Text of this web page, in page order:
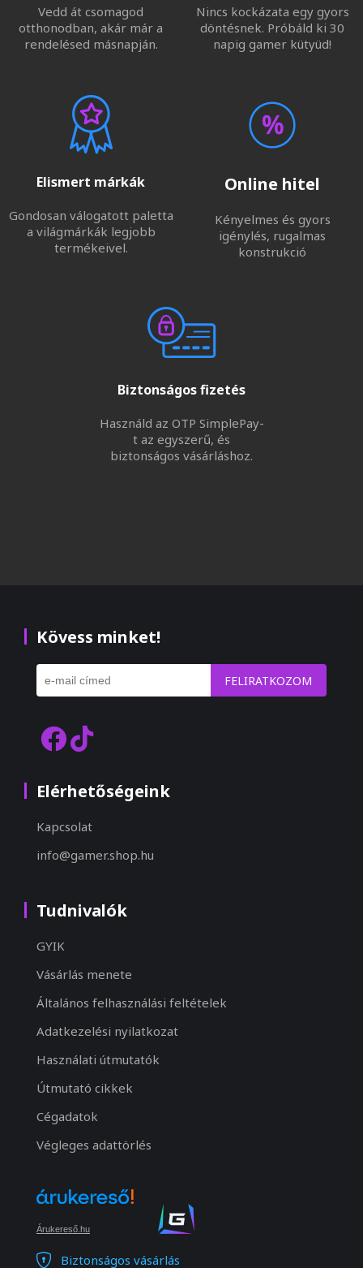
Vedd át csomagod
otthonodban, akár már a
rendelésed másnapján.
Nincs kockázata egy gyors
döntésnek. Próbáld ki 30
napig gamer kütyüd!
Elismert márkák
Gondosan válogatott paletta
a világmárkák legjobb
termékeivel.
Online hitel
Kényelmes és gyors
igénylés, rugalmas
konstrukció
Biztonságos fizetés
Használd az OTP SimplePay-
t az egyszerű, és
biztonságos vásárláshoz.
Kövess minket!
FELIRATKOZOM
Elérhetőségeink
Kapcsolat
info@gamer.shop.hu
Tudnivalók
GYIK
Vásárlás menete
Általános felhasználási feltételek
Adatkezelési nyilatkozat
Használati útmutatók
Útmutató cikkek
Cégadatok
Végleges adattörlés
Árukereső.hu
Biztonságos vásárlás